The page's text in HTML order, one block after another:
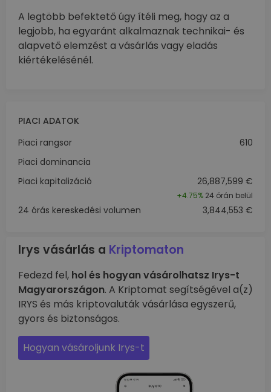
A legtöbb befektető úgy ítéli meg, hogy az a
legjobb, ha egyaránt alkalmaznak technikai- és
alapvető elemzést a vásárlás vagy eladás
kiértékelésénél.
PIACI ADATOK
Piaci rangsor
610
Piaci dominancia
Piaci kapitalizáció
26,887,599 €
+4.75% 24 órán belül
24 órás kereskedési volumen 3,844,553 €
Irys vásárlás a Kriptomaton
Fedezd fel, hol és hogyan vásárolhatsz Irys-t
Magyarországon. A Kriptomat segítségével a(z)
IRYS és más kriptovaluták vásárlása egyszerű,
gyors és biztonságos.
Hogyan vásároljunk Irys-t